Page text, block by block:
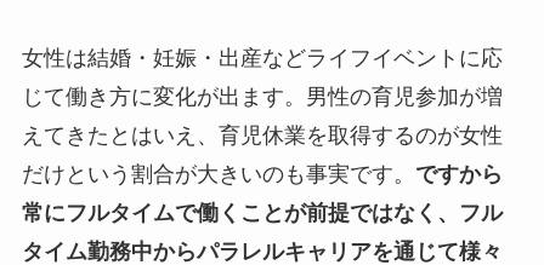
女性は結婚・妊娠・出産などライフイベントに応
じて働き方に変化が出ます。男性の育児参加が増
えてきたとはいえ、育児休業を取得するのが女性
だけという割合が大きいのも事実です。 ですから
常にフルタイムで働くことが前提ではなく、フル
タイム勤務中からパラレルキャリアを通じて様々